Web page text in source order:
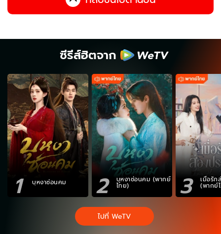
ซีรีส์ฮิตจาก
1 บุหงาซ่อนคม 2 บุหงาซ่อนคม (พากย์
ไทย) 3 เมื่อรัก
(พากย์
ไปที่ WeTV